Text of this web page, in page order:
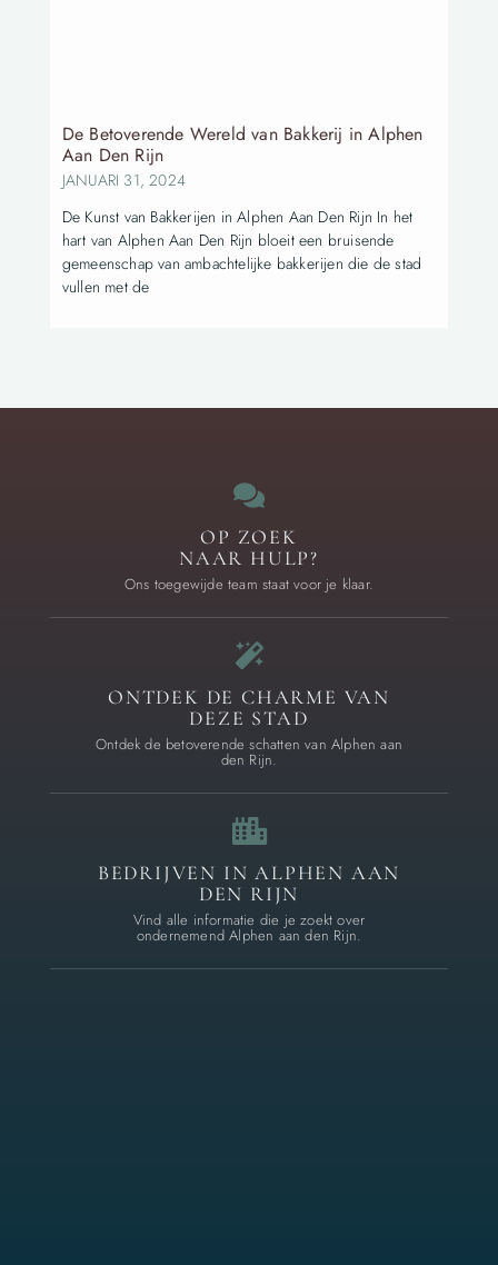
De Betoverende Wereld van Bakkerij in Alphen
Aan Den Rijn
JANUARI 31, 2024
De Kunst van Bakkerijen in Alphen Aan Den Rijn In het
hart van Alphen Aan Den Rijn bloeit een bruisende
gemeenschap van ambachtelijke bakkerijen die de stad
vullen met de
OP ZOEK
NAAR HULP?
Ons toegewijde team staat voor je klaar.
ONTDEK DE CHARME VAN
DEZE STAD
Ontdek de betoverende schatten van Alphen aan
den Rijn.
BEDRIJVEN IN ALPHEN AAN
DEN RIJN
Vind alle informatie die je zoekt over
ondernemend Alphen aan den Rijn.